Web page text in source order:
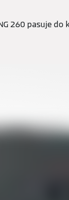
260 pasuje do